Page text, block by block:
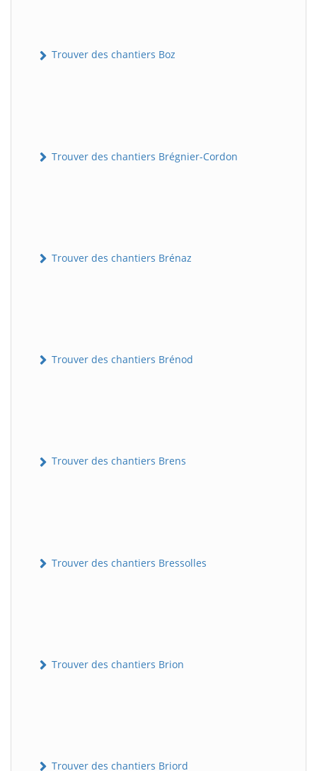
Trouver des chantiers Boz
Trouver des chantiers Brégnier-Cordon
Trouver des chantiers Brénaz
Trouver des chantiers Brénod
Trouver des chantiers Brens
Trouver des chantiers Bressolles
Trouver des chantiers Brion
Trouver des chantiers Briord